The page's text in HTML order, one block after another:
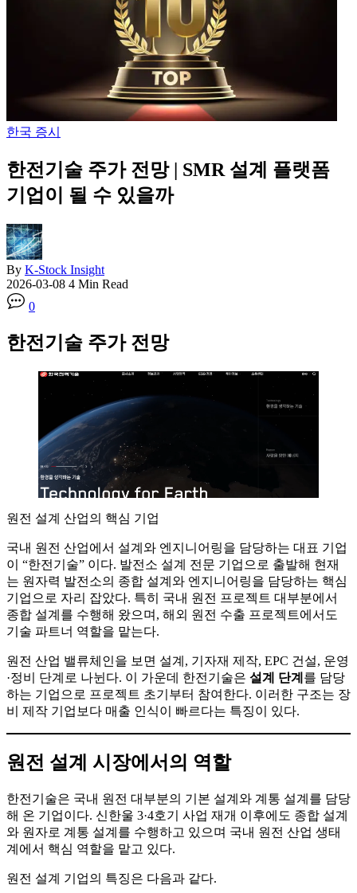
한국 증시
한전기술 주가 전망 | SMR 설계 플랫폼
기업이 될 수 있을까
By K-Stock Insight
2026-03-08 4 Min Read
0
한전기술 주가 전망
원전 설계 산업의 핵심 기업
국내 원전 산업에서 설계와 엔지니어링을 담당하는 대표 기업
이 “한전기술” 이다. 발전소 설계 전문 기업으로 출발해 현재
는 원자력 발전소의 종합 설계와 엔지니어링을 담당하는 핵심
기업으로 자리 잡았다. 특히 국내 원전 프로젝트 대부분에서
종합 설계를 수행해 왔으며, 해외 원전 수출 프로젝트에서도
기술 파트너 역할을 맡는다.
원전 산업 밸류체인을 보면 설계, 기자재 제작, EPC 건설, 운영
·정비 단계로 나뉜다. 이 가운데 한전기술은 설계 단계 를 담당
하는 기업으로 프로젝트 초기부터 참여한다. 이러한 구조는 장
비 제작 기업보다 매출 인식이 빠르다는 특징이 있다.
원전 설계 시장에서의 역할
한전기술은 국내 원전 대부분의 기본 설계와 계통 설계를 담당
해 온 기업이다. 신한울 3·4호기 사업 재개 이후에도 종합 설계
와 원자로 계통 설계를 수행하고 있으며 국내 원전 산업 생태
계에서 핵심 역할을 맡고 있다.
원전 설계 기업의 특징은 다음과 같다.